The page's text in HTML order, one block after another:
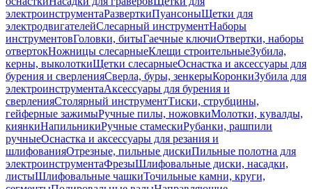
электроинструментаРазверткиПуансоныЩетки для
электродвигателейСлесарный инструментНаборы
инструментовГоловки, битыГаечные ключиОтвертки, наборы
отвертокНожницы слесарныеКлещи строительныеЗубила,
керны, выколоткиЩетки слесарныеОснастка и аксессуары для
бурения и сверленияСверла, буры, зенкерыКоронкиЗубила для
электроинструментаАксессуары для бурения и
сверленияСтолярный инструментТиски, струбцины,
гейферные зажимыРучные пилы, ножовкиМолотки, кувалды,
киянкиНапильникиРучные стамескиРубанки, рашпили
ручныеОснастка и аксессуары для резания и
шлифованияОтрезные, пильные дискиПильные полотна для
электроинструментаФрезыШлифовальные диски, насадки,
листыШлифовальные чашкиТочильные камни, круги,